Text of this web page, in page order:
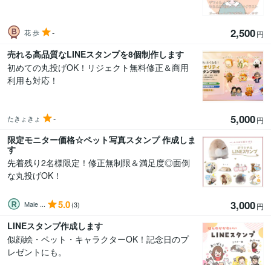
花 歩 - 2,500円
売れる高品質なLINEスタンプを8個制作します
初めての丸投げOK！リジェクト無料修正＆商用
利用も対応！
たきょきょ - 5,000円
限定モニター価格☆ペット写真スタンプ 作成しま
す
先着残り2名様限定！修正無制限＆満足度◎面倒
な丸投げOK！
Male ... 5.0(3) 3,000円
LINEスタンプ作成します
似顔絵・ペット・キャラクターOK！記念日のプ
レゼントにも。